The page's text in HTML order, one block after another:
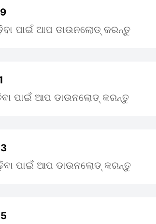
ପାଇଁ ଆପ ଡାଉନଲୋଡ୍ କରନ୍ତୁ
ପାଇଁ ଆପ ଡାଉନଲୋଡ୍ କରନ୍ତୁ
ପାଇଁ ଆପ ଡାଉନଲୋଡ୍ କରନ୍ତୁ